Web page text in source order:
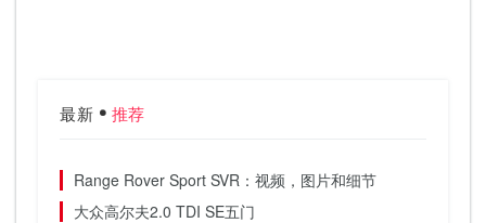
最新 推荐
Range Rover Sport SVR：视频，图片和细节
大众高尔夫2.0 TDI SE五门